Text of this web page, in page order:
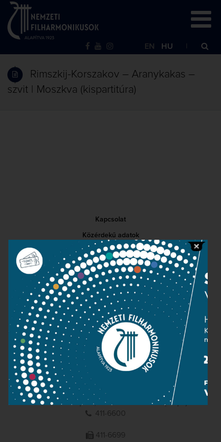
EN HU
Rimszkij-Korszakov – Aranykakas –
szvit | Moszkva (kispartitúra)
Kapcsolat
Közérdekű adatok
Sajtószoba
Adatvédelem
Impresszum
NEMZETI
FILHARMONIKUSOK
1095 Budapest, Komor Marcell u. 1. (Müpa)
411-6600
411-6699